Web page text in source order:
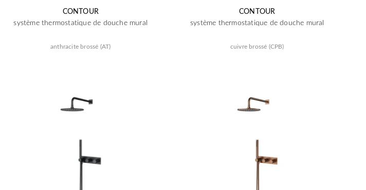
CONTOUR
système thermostatique de douche mural
anthracite brossé (AT)
CONTOUR
système thermostatique de douche mural
cuivre brossé (CPB)